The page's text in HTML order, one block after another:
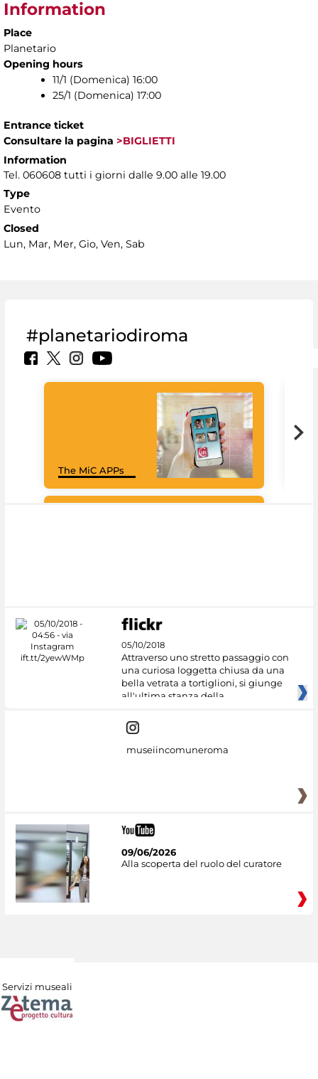
Information
Place
Planetario
Opening hours
11/1 (Domenica) 16:00
25/1 (Domenica) 17:00
Entrance ticket
Consultare la pagina >BIGLIETTI
Information
Tel. 060608 tutti i giorni dalle 9.00 alle 19.00
Type
Evento
Closed
Lun, Mar, Mer, Gio, Ven, Sab
#planetariodiroma
The MiC APPs
05/10/2018
Attraverso uno stretto passaggio con
una curiosa loggetta chiusa da una
bella vetrata a tortiglioni, si giunge
all'ultima stanza della
museiincomuneroma
09/06/2026
Alla scoperta del ruolo del curatore
Servizi museali